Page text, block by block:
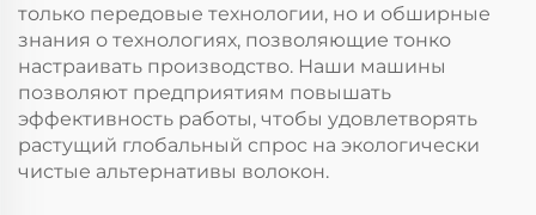
только передовые технологии, но и обширные
знания о технологиях, позволяющие тонко
настраивать производство. Наши машины
позволяют предприятиям повышать
эффективность работы, чтобы удовлетворять
растущий глобальный спрос на экологически
чистые альтернативы волокон.